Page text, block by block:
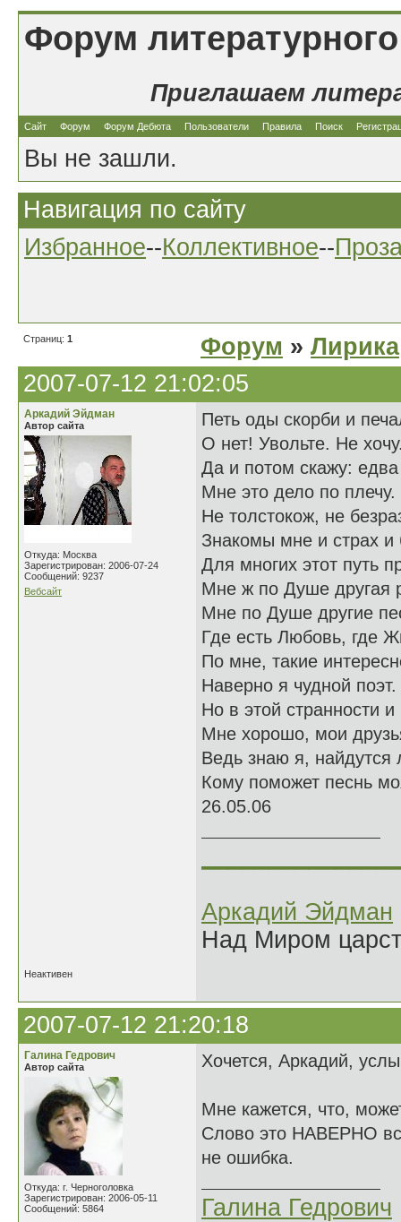
Форум
Приглашаем
Сайт Форум Форум Дебюта Пользователи Правила Поиск
Вы не зашли.
Навигация по сайту
Избранное--Коллективное--
Страниц: 1 Форум » Лирика
2007-07-12 21:02:05
Аркадий Эйдман
Автор сайта
Откуда: Москва
Зарегистрирован: 2006-07-24
Сообщений: 9237
Вебсайт
Петь оды скорби и
О нет! Увольте. Не
Да и потом скажу:
Мне это дело по плечу.
Не толстокож, не
Знакомы мне и страх и
Для многих этот путь
Мне ж по Душе другая
Мне по Душе другие
Где есть Любовь, где
По мне, такие
Наверно я чудной поэт.
Но в этой странности и
Мне хорошо, мои
Ведь знаю я, найдутся
Кому поможет песнь
26.05.06
Аркадий Эйдман
Над Миром
Неактивен
2007-07-12 21:20:18
Галина Гедрович
Автор сайта
Откуда: г. Черноголовка
Зарегистрирован: 2006-05-11
Сообщений: 5864
Хочется, Аркадий,
Мне кажется, что,
Слово это НАВЕРНО
не ошибка.
Галина Гедрович